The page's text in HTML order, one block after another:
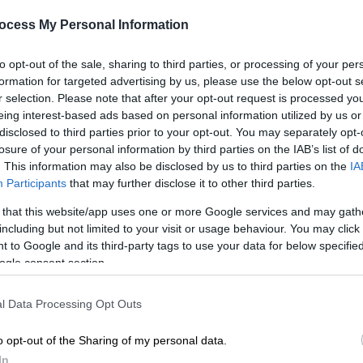
My Personal Information
opt-out of the sale, sharing to third parties, or processing of your
for targeted advertising by us, please use the below opt-out
selection. Please note that after your opt-out request is processed
interest-based ads based on personal information utilized by us
to third parties prior to your opt-out. You may separately
of your personal information by third parties on the IAB’s list of
This information may also be disclosed by us to third parties on the
Participants that may further disclose it to other third parties.
that this website/app uses one or more Google services and may
but not limited to your visit or usage behaviour. You may
to Google and its third-party tags to use your data for below
consent section.
Data Processing Opt Outs
opt-out of the Sharing of my personal data.
Κορέα (AP Photo/Cha Song Ho)
το ΕΘΝΟΣ στη Google
το ξέσπασμα μίας άγνωστης
περίπου800 οικογένειεςφέρονται να
στη νότια επαρχία Χουάνγκχε.
νόσου σε μια αγροτική περιοχή
με ένα σοβαρό κύμα